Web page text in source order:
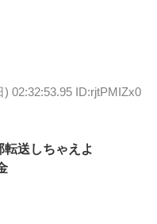
) 02:32:53.95 ID:rjtPMIZx0
送しちゃえよ